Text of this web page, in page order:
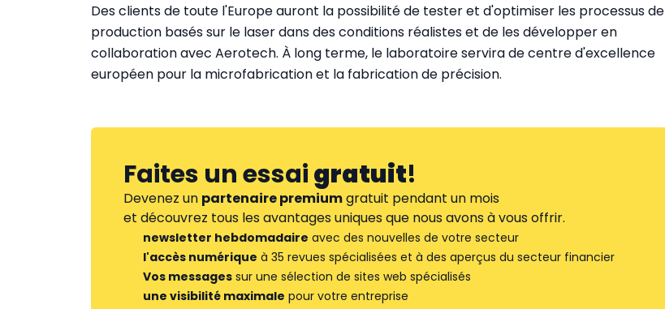
Des clients de toute l'Europe auront la possibilité de tester et d'optimiser les processus de
production basés sur le laser dans des conditions réalistes et de les développer en
collaboration avec Aerotech. À long terme, le laboratoire servira de centre d'excellence
européen pour la microfabrication et la fabrication de précision.
Faites un essaigratuit!
Devenez un partenaire premiumgratuit pendant un mois
et découvrez tous les avantages uniques que nous avons à vous offrir.
newsletter hebdomadaire avec des nouvelles de votre secteur
l'accès numérique à 35 revues spécialisées et à des aperçus du secteur financier
Vos messages sur une sélection de sites web spécialisés
une visibilité maximale pour votre entreprise